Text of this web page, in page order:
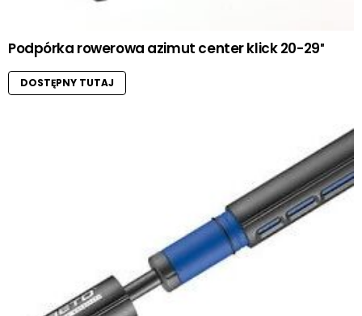
Podpórka rowerowa azimut center klick 20-29″
DOSTĘPNY TUTAJ